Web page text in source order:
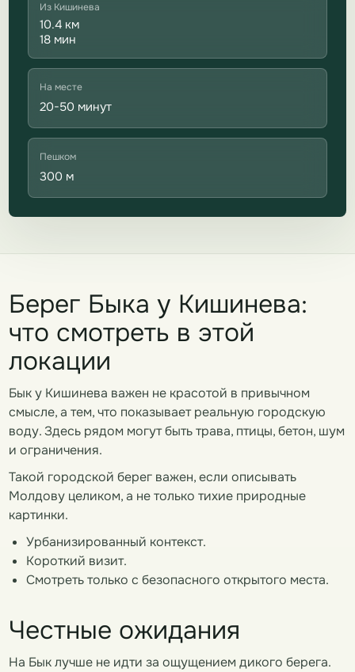
Из Кишинева
10.4 км
18 мин
На месте
20-50 минут
Пешком
300 м
Берег Быка у Кишинева:
что смотреть в этой
локации
Бык у Кишинева важен не красотой в привычном
смысле, а тем, что показывает реальную городскую
воду. Здесь рядом могут быть трава, птицы, бетон, шум
и ограничения.
Такой городской берег важен, если описывать
Молдову целиком, а не только тихие природные
картинки.
Урбанизированный контекст.
Короткий визит.
Смотреть только с безопасного открытого места.
Честные ожидания
На Бык лучше не идти за ощущением дикого берега.